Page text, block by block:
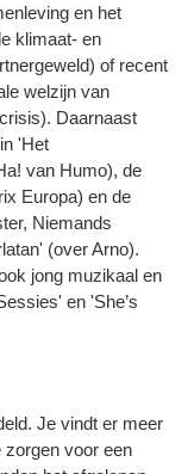
en het
klimaat- en
of recent
welzijn van
Daarnaast
'Het
van Humo), de
Europa) en de
Niemands
(over Arno).
jong muzikaal en
en 'She’s
Je vindt er meer
voor een